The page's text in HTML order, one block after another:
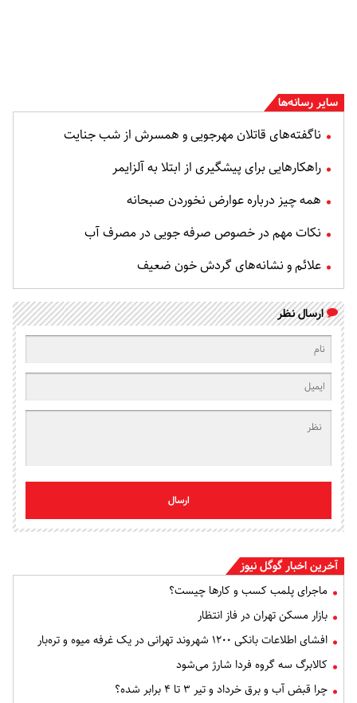
سایر رسانه‌ها
ناگفته‌های قاتلان مهرجویی و همسرش از شب جنایت
راهکارهایی برای پیشگیری از ابتلا به آلزایمر
همه چیز درباره عوارض نخوردن صبحانه
نکات مهم در خصوص صرفه جویی در مصرف آب
علائم و نشانه‌های گردش خون ضعیف
ارسال نظر
ارسال
آخرین اخبار گوگل نیوز
ماجرای پلمب کسب و کارها چیست؟
بازار مسکن تهران در فاز انتظار
افشای اطلاعات بانکی ۱۲۰۰ شهروند تهرانی در یک غرفه میوه و تره‌بار
کالابرگ سه گروه فردا شارژ می‌شود
چرا قبض آب و برق خرداد و تیر ۳ تا ۴ برابر شده؟